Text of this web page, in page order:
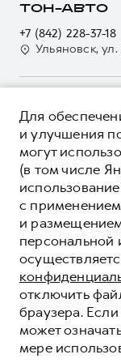
Кредит
Для малого
Система
Сервис для
HAVAL Лизинг
Автомобильные
Коллекция PRO
Коллекция
Коллекция
Электронный ПТС
GWM
Мобильное
Программа
Руководства по
Подписки
Автомобильные
Коллекция PRO
Коллекция
Коллекция
О дилере
Наша команда
Контакты
ТОН-АВТО
+7 (842) 228-37-18
Ульяновск,
ЦЕНЫ И ВЫГОДЫ
ЮРИДИЧЕСКАЯ
Вся
автомобилей и
информационный
Все цены,
характер и
розничными ценами
Волл Мотор Рус»).
просьба
«Грейт Волл Мотор
511-59-86, либо на
информация может
****На некоторых
система /
(блок ЭРА-
Показать все
© 2026 ООО
© 2026 ООО
Политика
Юридическая
Для
и улучшения
могут
(в том числе
с
и
отключить
браузера.
может
мере